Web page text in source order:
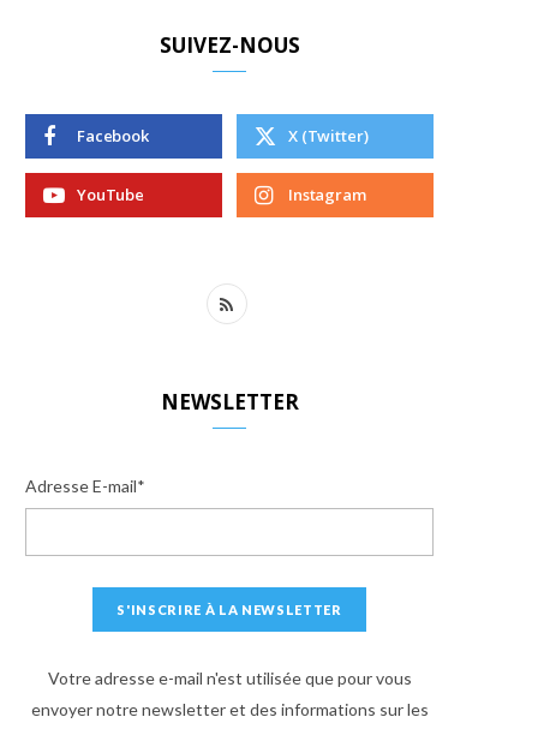
SUIVEZ-NOUS
Facebook X (Twitter)
YouTube Instagram
R
NEWSLETTER
Adresse E-mail*
Votre adresse e-mail n'est utilisée que pour vous
envoyer notre newsletter et des informations sur les